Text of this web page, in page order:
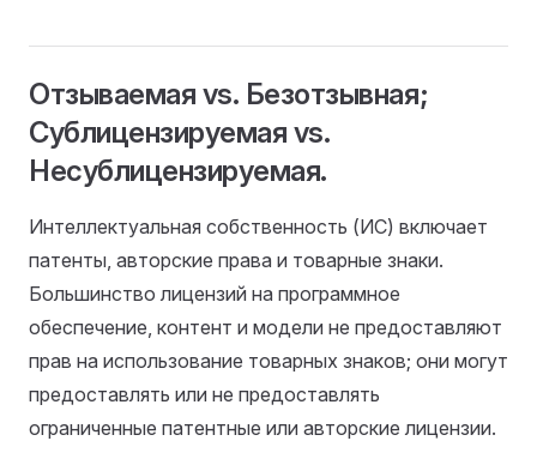
Отзываемая vs. Безотзывная;
Сублицензируемая vs.
Несублицензируемая.
Интеллектуальная собственность (ИС) включает
патенты, авторские права и товарные знаки.
Большинство лицензий на программное
обеспечение, контент и модели не предоставляют
прав на использование товарных знаков; они могут
предоставлять или не предоставлять
ограниченные патентные или авторские лицензии.